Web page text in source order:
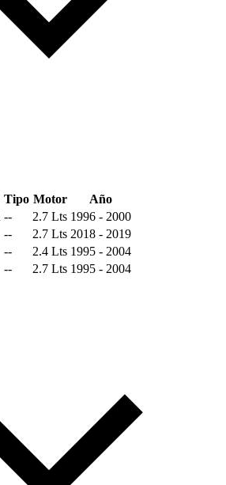
Tipo Motor
Año
-- 2.7 Lts 1996 - 2000
-- 2.7 Lts 2018 - 2019
-- 2.4 Lts 1995 - 2004
-- 2.7 Lts 1995 - 2004